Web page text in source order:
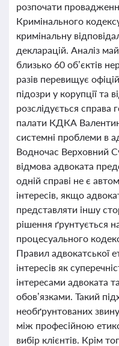
розпочати
Кримінального
кримінальну
декларацій. Аналіз
близько 60 об’єктів
разів перевищує
підозри у корупції та
розслідується справа
палати КДКА
системні проблеми в
Водночас Верховний
відмова адвоката
одній справі не є
інтересів, якщо
представляти іншу
рішення ґрунтується
процесуального
Правил адвокатської
інтересів як
інтересами адвоката
обов’язками. Такий
необґрунтованих
між професійною
вибір клієнтів. Крім